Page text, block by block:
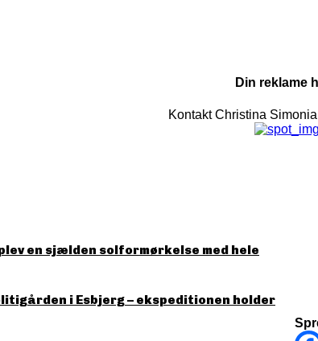
Din reklame
Kontakt Christina
en sjælden solformørkelse med hele
i Esbjerg – ekspeditionen holder